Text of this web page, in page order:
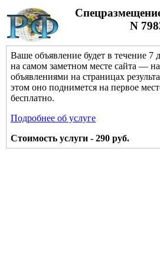
N
Ваше объявление будет в течение 7
на самом заметном месте сайта —
объявлениями на страницах
этом оно поднимется на первое
бесплатно.
Подробнее об услуге
Стоимость услуги - 290 руб.